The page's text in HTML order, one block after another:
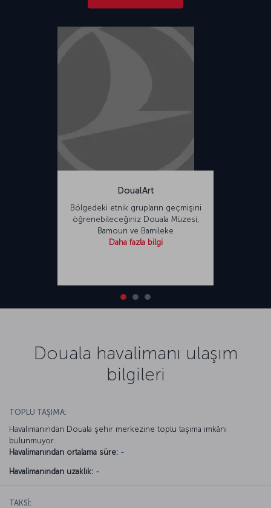
DoualArt
Bölgedeki etnik grupların geçmişini
öğrenebileceğiniz Douala Müzesi,
Bamoun ve Bamileke
Daha fazla bilgi
Douala havalimanı ulaşım
bilgileri
TOPLU TAŞIMA:
Havalimanından Douala şehir merkezine toplu taşıma imkânı
bulunmuyor.
Havalimanından ortalama süre: -
Havalimanından uzaklık: -
TAKSİ: